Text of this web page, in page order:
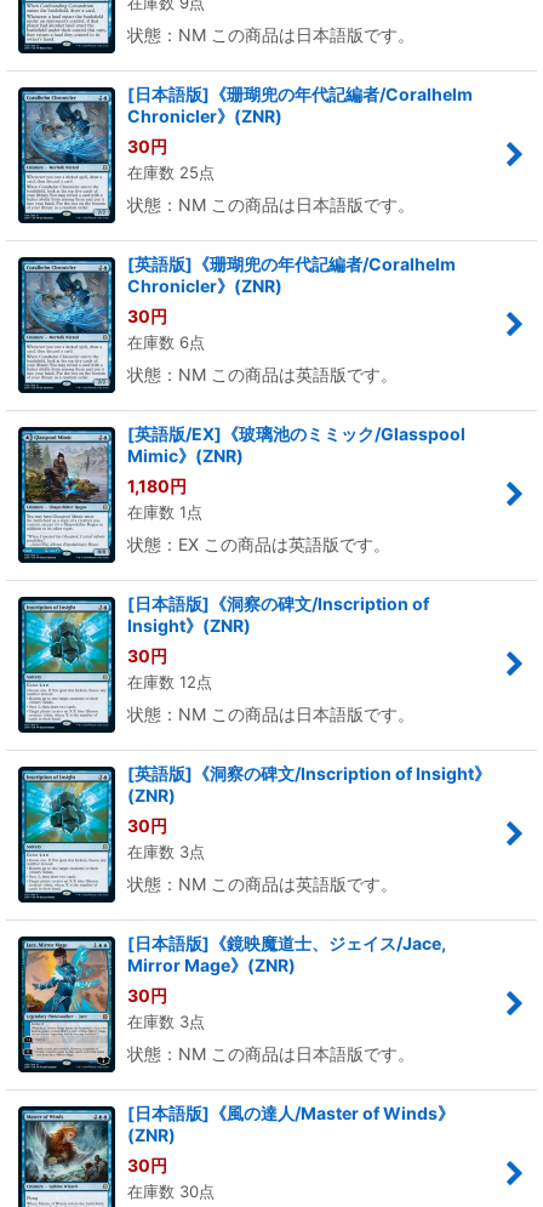
状態：NM この商品は日本語版です。
[日本語版]《珊瑚兜の年代記編者/Coralhelm
Chronicler》(ZNR)
30円
在庫数 25点
状態：NM この商品は日本語版です。
[英語版]《珊瑚兜の年代記編者/Coralhelm
Chronicler》(ZNR)
30円
在庫数 6点
状態：NM この商品は英語版です。
[英語版/EX]《玻璃池のミミック/Glasspool
Mimic》(ZNR)
1,180円
在庫数 1点
状態：EX この商品は英語版です。
[日本語版]《洞察の碑文/Inscription of
Insight》(ZNR)
30円
在庫数 12点
状態：NM この商品は日本語版です。
[英語版]《洞察の碑文/Inscription of Insight》
(ZNR)
30円
在庫数 3点
状態：NM この商品は英語版です。
[日本語版]《鏡映魔道士、ジェイス/Jace,
Mirror Mage》(ZNR)
30円
在庫数 3点
状態：NM この商品は日本語版です。
[日本語版]《風の達人/Master of Winds》
(ZNR)
30円
在庫数 30点